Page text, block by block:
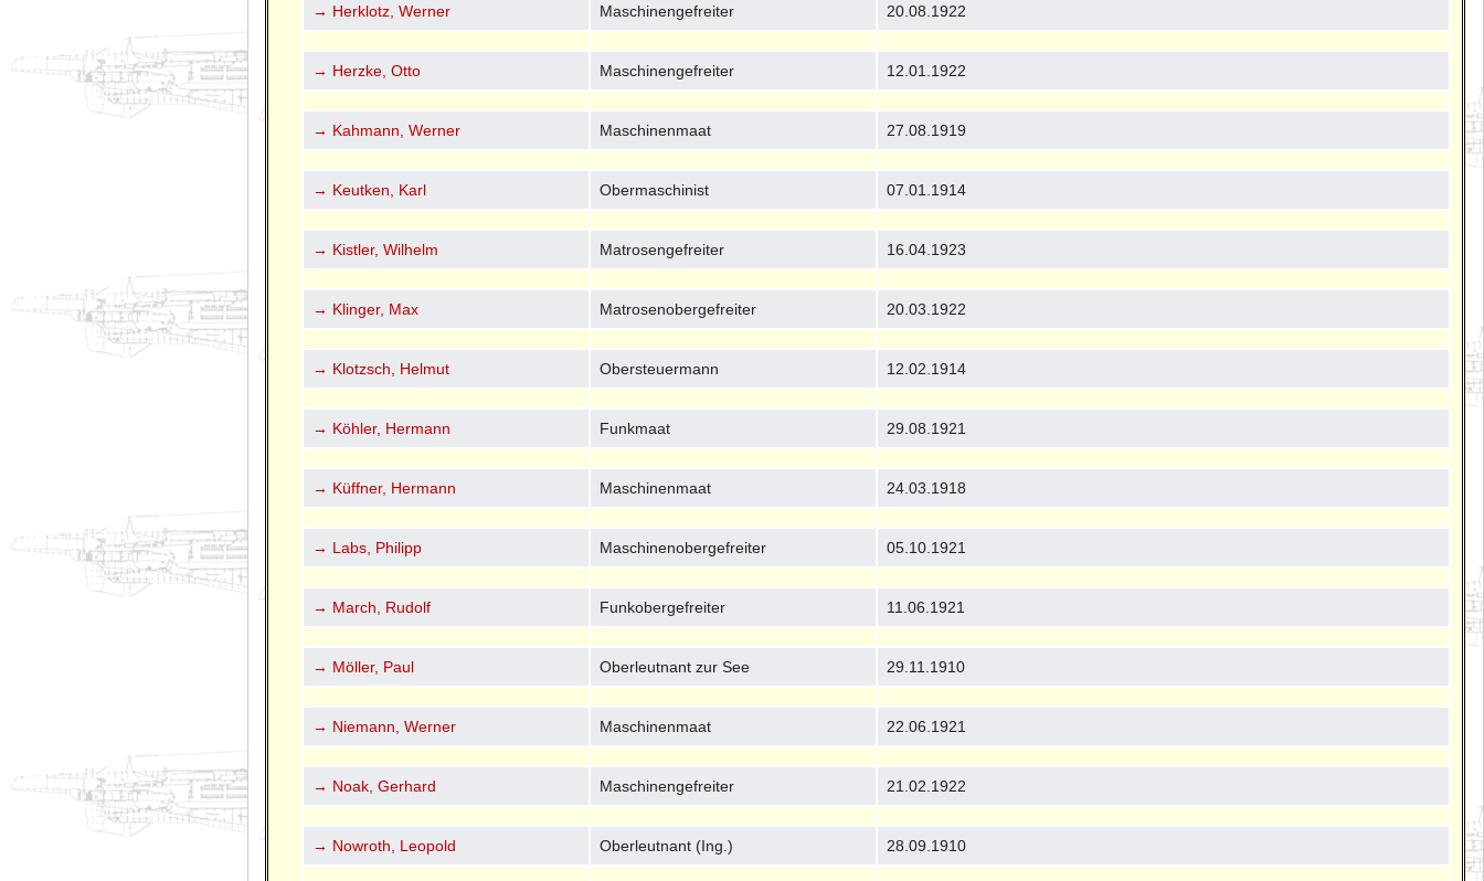
→ Herklotz, Werner Maschinengefreiter 20.08.1922
→ Herzke, Otto Maschinengefreiter 12.01.1922
→ Kahmann, Werner Maschinenmaat 27.08.1919
→ Keutken, Karl Obermaschinist 07.01.1914
→ Kistler, Wilhelm Matrosengefreiter 16.04.1923
→ Klinger, Max Matrosenobergefreiter 20.03.1922
→ Klotzsch, Helmut Obersteuermann 12.02.1914
→ Köhler, Hermann Funkmaat 29.08.1921
→ Küffner, Hermann Maschinenmaat 24.03.1918
→ Labs, Philipp Maschinenobergefreiter 05.10.1921
→ March, Rudolf Funkobergefreiter 11.06.1921
→ Möller, Paul Oberleutnant zur See 29.11.1910
→ Niemann, Werner Maschinenmaat 22.06.1921
→ Noak, Gerhard Maschinengefreiter 21.02.1922
→ Nowroth, Leopold Oberleutnant (Ing.) 28.09.1910